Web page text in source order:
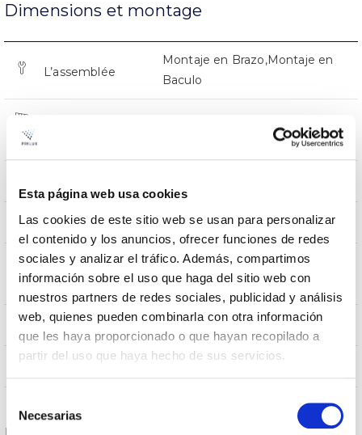
Esta página web usa cookies
Las cookies de este sitio web se usan para personalizar
el contenido y los anuncios, ofrecer funciones de redes
sociales y analizar el tráfico. Además, compartimos
información sobre el uso que haga del sitio web con
nuestros partners de redes sociales, publicidad y análisis
web, quienes pueden combinarla con otra información
que les haya proporcionado o que hayan recopilado a
partir del uso que haya hecho de sus servicios.
Necesarias
Dimensions et montage
L’assemblée
Montaje en Brazo,Montaje en
Baculo
vent
Dimensions 540x230x112
Position de
montage
BACULO,BRAZO
Empalmable SI/YES/OUI/SIM